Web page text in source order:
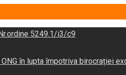
5249.1/i3/c9
în lupta împotriva birocrației